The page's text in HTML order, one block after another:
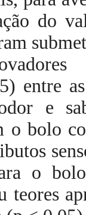
do
entre
e
o bolo
o
teores